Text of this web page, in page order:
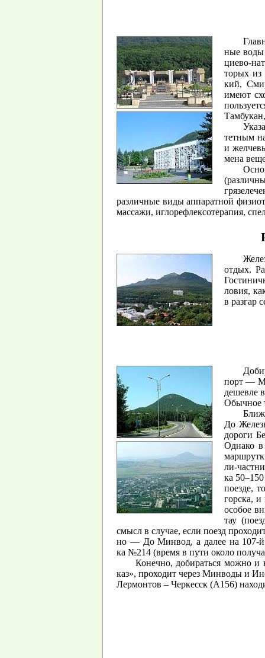
ные воды
ци­ево-
то­рых
кий,
имеют
тет­ным
и
ме­на
раз­лич­ные виды ап­па­рат­ной
мас­са­жи, иг­ло­реф­лек­со­те­ра­пия,
от­дых.
ло­вия,
в раз­гар
порт —
де­шев­ле
Обыч­ное
До
до­ро­ги
Од­на­ко в
ли-
ка
по­ез­де,
горс­ка,
осо­бое
тау
смысл в слу­чае, если поезд
но — До Мин­вод, а да­лее на 107-
ка №214 (вре­мя в пути око­ло
Ко­неч­но, до­би­рать­ся мож­но
каз», про­хо­дит че­рез Мин­во­ды и
Лер­мон­тов – Чер­кесск (А156)